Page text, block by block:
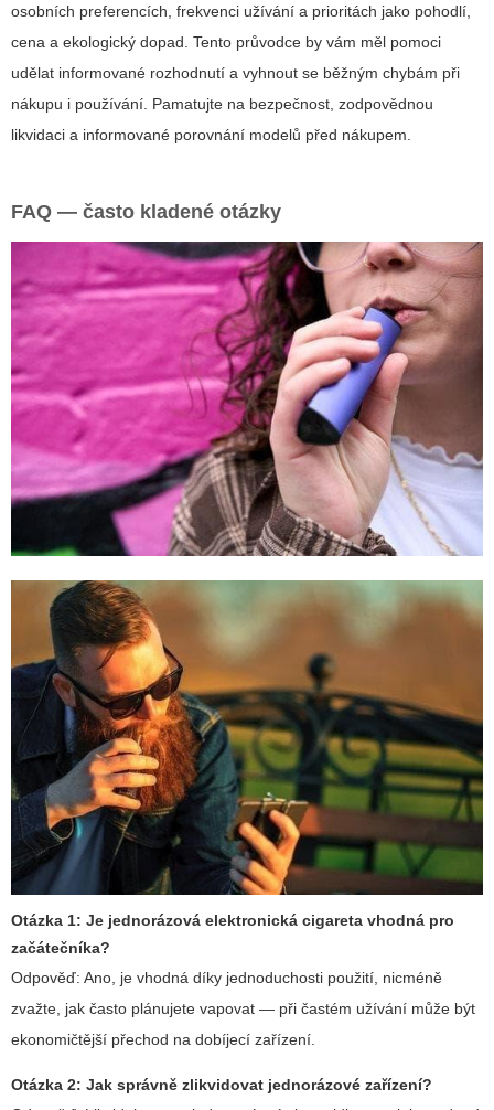
osobních preferencích, frekvenci užívání a prioritách jako pohodlí,
cena a ekologický dopad. Tento průvodce by vám měl pomoci
udělat informované rozhodnutí a vyhnout se běžným chybám při
nákupu i používání. Pamatujte na bezpečnost, zodpovědnou
likvidaci a informované porovnání modelů před nákupem.
FAQ — často kladené otázky
Otázka 1: Je jednorázová elektronická cigareta vhodná pro
začátečníka?
Odpověď: Ano, je vhodná díky jednoduchosti použití, nicméně
zvažte, jak často plánujete vapovat — při častém užívání může být
ekonomičtější přechod na dobíjecí zařízení.
Otázka 2: Jak správně zlikvidovat jednorázové zařízení?